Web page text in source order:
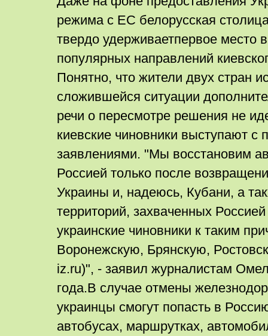
режима с ЕС белорусская
твердо удерживаетпервое место
популярных направлений
Понятно, что жители двух стран
сложившейся ситуации
речи о пересмотре решения не
киевские чиновники выступают с
заявлениями. "Мы восстановим
Россией только после
Украины и, надеюсь, Кубани, а
территорий, захваченных
украинские чиновники к таким
Воронежскую, Брянскую,
iz.ru)", - заявил журналистам
года.В случае отмены
украинцы смогут попасть в
автобусах, маршрутках,